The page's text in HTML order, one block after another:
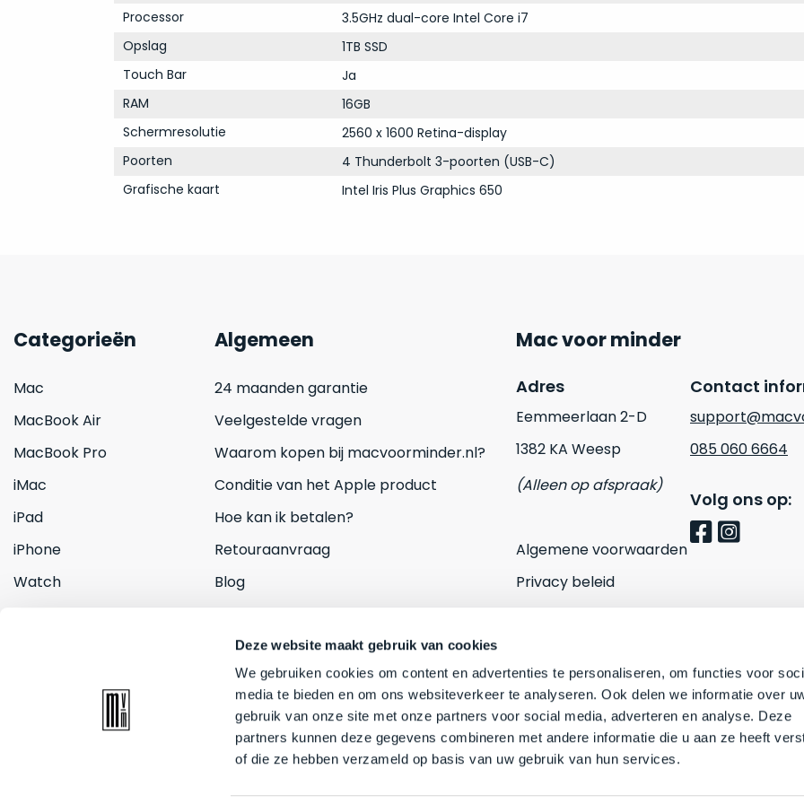
Deze website maakt gebruik van cookies
We gebruiken cookies om content en advertenties te personaliseren, om functies voor
media te bieden en om ons websiteverkeer te analyseren. Ook delen we informatie over
gebruik van onze site met onze partners voor social media, adverteren en analyse. Deze
partners kunnen deze gegevens combineren met andere informatie die u aan ze heeft
of die ze hebben verzameld op basis van uw gebruik van hun services.
Processor
3.5GHz dual-core Intel Core i7
Opslag
1TB SSD
Touch Bar
Ja
RAM
16GB
Schermresolutie
2560 x 1600 Retina-display
Poorten
4 Thunderbolt 3-poorten (USB-C)
Grafische kaart
Intel Iris Plus Graphics 650
Categorieën
Mac
MacBook Air
MacBook Pro
iMac
iPad
iPhone
Watch
Algemeen
24 maanden garantie
Veelgestelde vragen
Waarom kopen bij macvoorminder.nl?
Conditie van het Apple product
Hoe kan ik betalen?
Retouraanvraag
Blog
Mac voor minder
Adres
Eemmeerlaan 2-D
1382 KA Weesp
(Alleen op afspraak)
Algemene voorwaarden
Privacy beleid
Contact
085 060 6664
Volg ons op: